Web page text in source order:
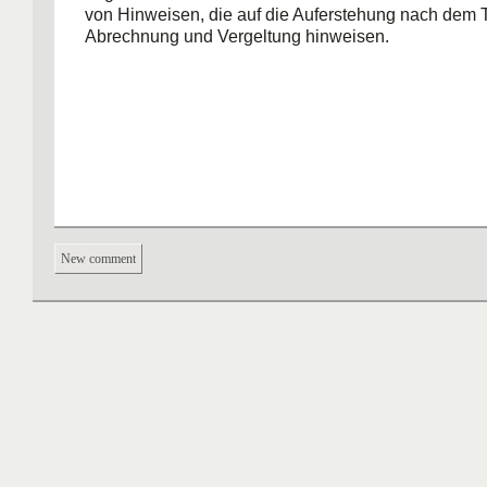
von Hinweisen, die auf die Auferstehung nach dem
Abrechnung und Vergeltung hinweisen.
New comment